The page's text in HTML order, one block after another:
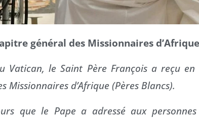
général des Missionnaires d’Afrique
Vatican, le Saint Père François a reçu en
d’Afrique (Pères Blancs).
que le Pape a adressé aux